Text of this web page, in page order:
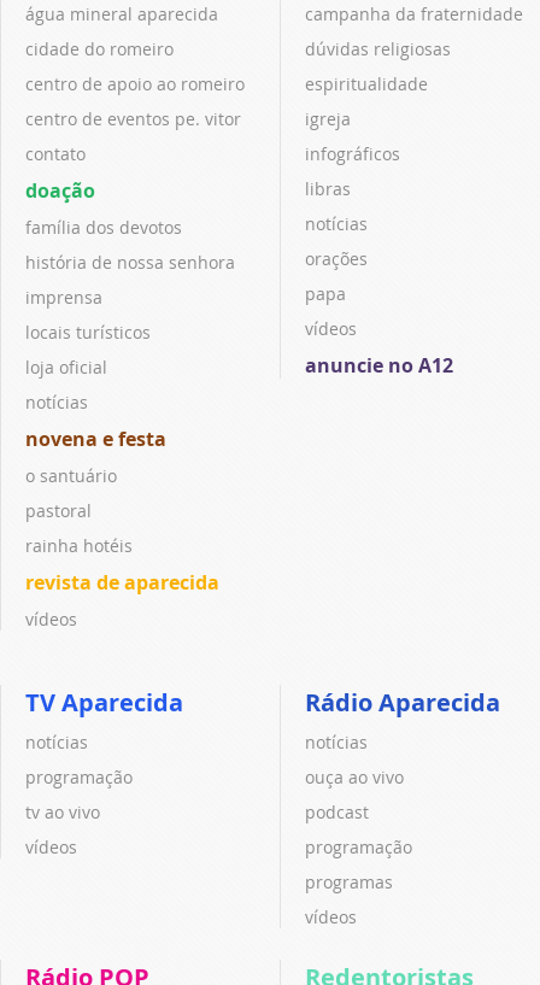
água mineral aparecida
cidade do romeiro
centro de apoio ao romeiro
centro de eventos pe. vitor
contato
doação
família dos devotos
história de nossa senhora
imprensa
locais turísticos
loja oficial
notícias
novena e festa
o santuário
pastoral
rainha hotéis
revista de aparecida
vídeos
campanha da fraternidade
dúvidas religiosas
espiritualidade
igreja
infográficos
libras
notícias
orações
papa
vídeos
anuncie no A12
TV Aparecida
notícias
programação
tv ao vivo
vídeos
Rádio Aparecida
notícias
ouça ao vivo
podcast
programação
programas
vídeos
Rádio POP Redentoristas